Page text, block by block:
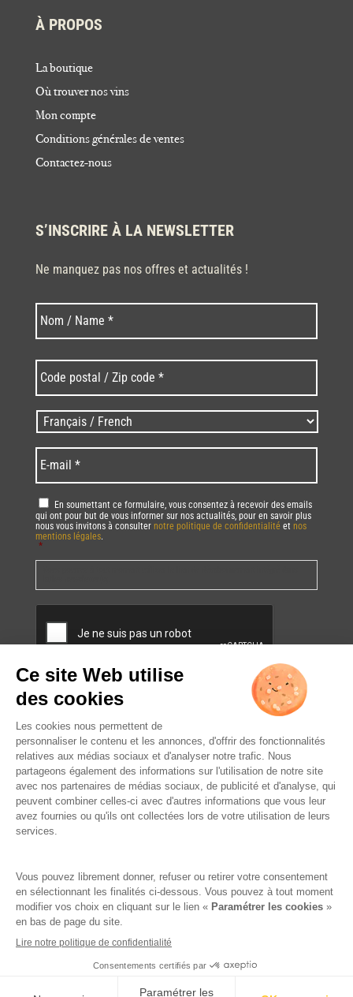
À PROPOS
La boutique
Où trouver nos vins
Mon compte
Conditions générales de ventes
Contactez-nous
S’INSCRIRE À LA NEWSLETTER
Ne manquez pas nos offres et actualités !
Nom * Nom
postal
/
Zip
code
* *
Langues
/
Language *
mail *
RGPD *
En soumettant ce formulaire, vous consentez à recevoir des emails
qui ont pour but de vous informer sur nos actualités, pour en savoir plus
nous vous invitons à consulter notre politique de confidentialité et nos
mentions légales.
*
MODÉRATION.
Famille Lafage
RGPD – Politique de confidentialité
Réalisation par AttrapTemps